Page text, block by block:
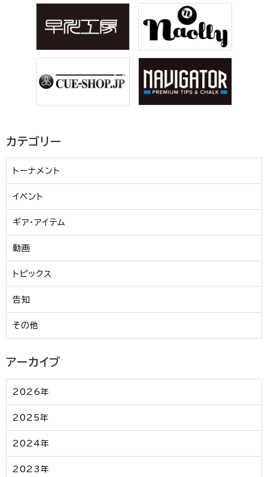
カテゴリー
トーナメント
イベント
ギア・アイテム
動画
トピックス
告知
その他
アーカイブ
2026年
2025年
2024年
2023年